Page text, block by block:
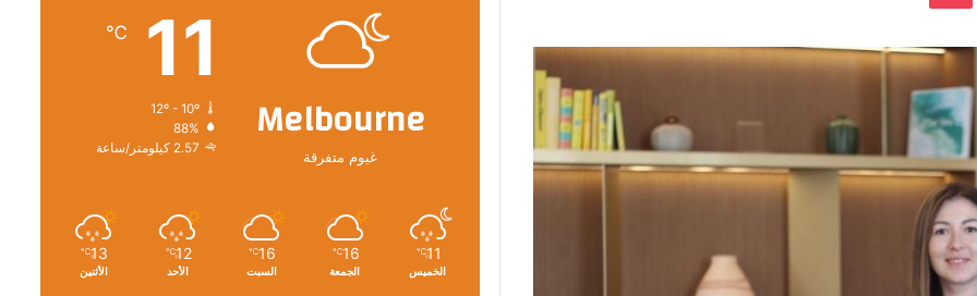
Melbourne
غيوم متفرقة
11
℃
12º - 10º
88%
2.57 كيلومتر/ساعة
11
℃
الخميس
16
℃
الجمعة
16
℃
السبت
12
℃
الأحد
13
℃
الأثنين